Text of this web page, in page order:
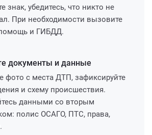
знак, убедитесь, что никто не
При необходимости вызовите
и ГИБДД.
документы и данные
фото с места ДТП, зафиксируйте
и схему происшествия.
данными со вторым
полис ОСАГО, ПТС, права,